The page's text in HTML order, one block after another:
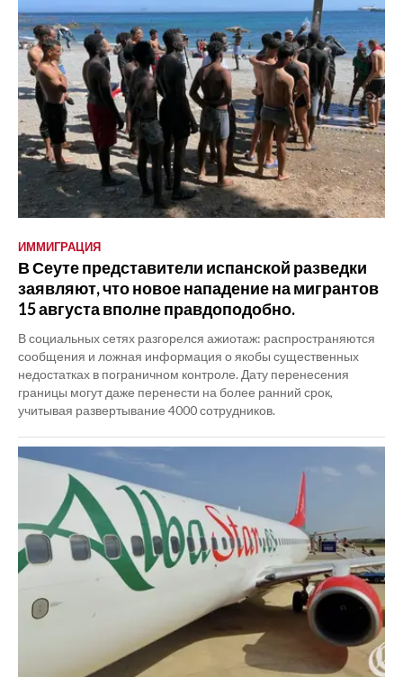
ИММИГРАЦИЯ
В Сеуте представители испанской разведки
заявляют, что новое нападение на мигрантов
15 августа вполне правдоподобно.
В социальных сетях разгорелся ажиотаж: распространяются
сообщения и ложная информация о якобы существенных
недостатках в пограничном контроле. Дату перенесения
границы могут даже перенести на более ранний срок,
учитывая развертывание 4000 сотрудников.